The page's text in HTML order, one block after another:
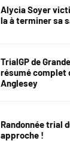
Alycia Soyer
la à terminer sa
TrialGP de
résumé complet
Anglesey
Randonnée trial
approche !